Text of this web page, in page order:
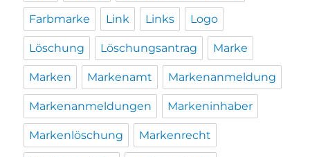
Farbmarke Link Links Logo
Löschung Löschungsantrag Marke
Marken Markenamt Markenanmeldung
Markenanmeldungen Markeninhaber
Markenlöschung Markenrecht